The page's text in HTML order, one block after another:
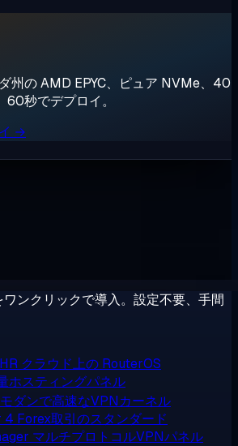
州の AMD EPYC、ピュア NVMe、40
秒でデプロイ。
→
ンクリックで導入。設定不要、手間
クラウド上の RouterOS
ホスティングパネル
モダンで高速なVPNカーネル
4 Forex取引のスタンダード
マルチプロトコルVPNパネル